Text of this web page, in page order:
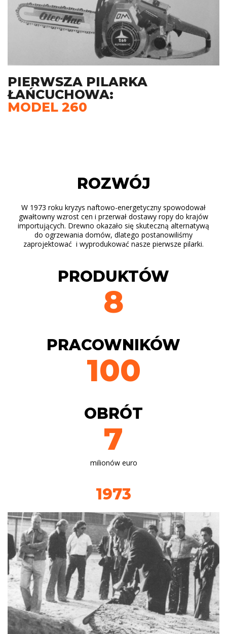
PIERWSZA PILARKA
ŁAŃCUCHOWA:
MODEL 260
ROZWÓJ
W 1973 roku kryzys naftowo-energetyczny spowodował
gwałtowny wzrost cen i przerwał dostawy ropy do krajów
importujących. Drewno okazało się skuteczną alternatywą
do ogrzewania domów, dlatego postanowiliśmy
zaprojektować i wyprodukować nasze pierwsze pilarki.
PRODUKTÓW
8
PRACOWNIKÓW
100
OBRÓT
7
milionów euro
1973